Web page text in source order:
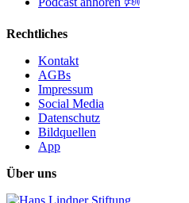
Rechtliches
Kontakt
AGBs
Impressum
Social Media
Datenschutz
Bildquellen
App
Über uns